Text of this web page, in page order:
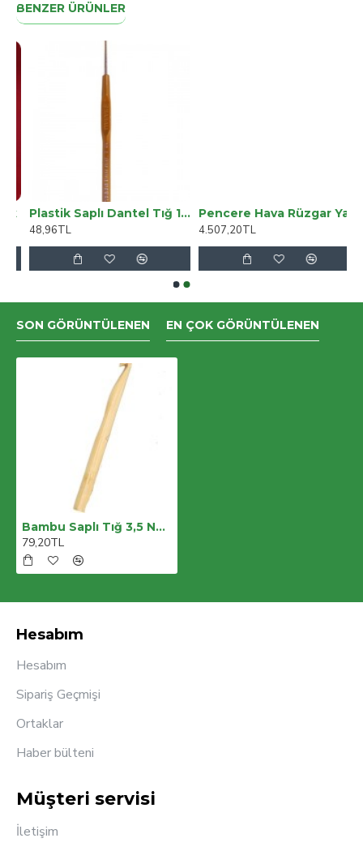
BENZER ÜRÜNLER
Plastik Saplı Dantel Tığ 17 Numara
48,96TL
Pencere Hava Rüzgar Yalıtım Filmi 1*11 Metre
4.507,20TL
SON GÖRÜNTÜLENEN EN ÇOK GÖRÜNTÜLENEN
Bambu Saplı Tığ 3,5 Numara
79,20TL
Hesabım
Hesabım
Sipariş Geçmişi
Ortaklar
Haber bülteni
Müşteri servisi
İletişim